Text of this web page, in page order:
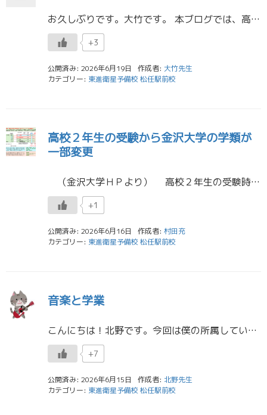
お久しぶりです。大竹です。 本ブログでは、高校1年生向けに進研模試について少し紹介します。 おそらく、皆さんが初めて受ける全国の模試かなと思いますが、いずれはこういう模試が山のようにやってきますので、場数を踏んでおきまし […]
+3
公開済み: 2026年6月19日 作成者: 大竹先生
カテゴリー: 東進衛星予備校 松任駅前校
高校２年生の受験から金沢大学の学類が
一部変更
（金沢大学ＨＰより） 高校２年生の受験時から、金沢大学の国際学類が人文学類と統合になり、人文学類の中に国際学類の国際共修プログラムを含むカリキュラムになる模様です。また、経済学類と地域創造学類は合併して新たに社会経営 […]
+1
公開済み: 2026年6月16日 作成者: 村田充
カテゴリー: 東進衛星予備校 松任駅前校
音楽と学業
こんにちは！北野です。今回は僕の所属している軽音楽サークルについてのお話をしたいと思います。 僕の通う大学には３つの軽音楽サークルがあります。きっと皆さんが志望する多くの大学にも少なくとも一つは軽音楽サークルがあると思い […]
+7
公開済み: 2026年6月15日 作成者: 北野先生
カテゴリー: 東進衛星予備校 松任駅前校